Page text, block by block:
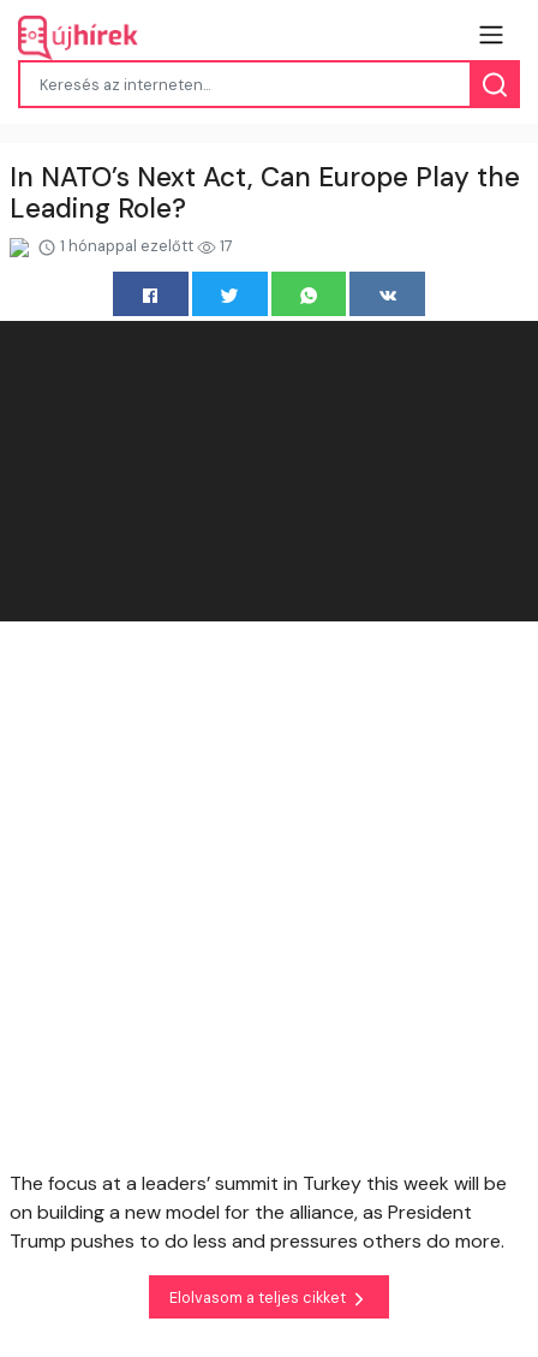
In NATO’s Next Act, Can Europe Play the
Leading Role?
1 hónappal ezelőtt 17
The focus at a leaders’ summit in Turkey this week will be
on building a new model for the alliance, as President
Trump pushes to do less and pressures others do more.
Elolvasom a teljes cikket